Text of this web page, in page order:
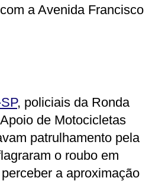
a Avenida Francisco
, policiais da Ronda
de Motocicletas
patrulhamento pela
o roubo em
a aproximação